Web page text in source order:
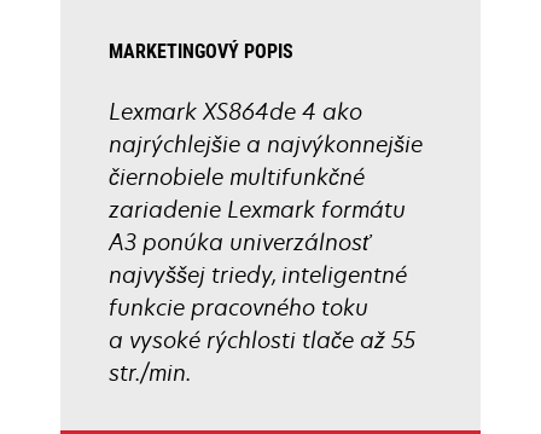
MARKETINGOVÝ POPIS
Lexmark XS864de 4 ako
najrýchlejšie a najvýkonnejšie
čiernobiele multifunkčné
zariadenie Lexmark formátu
A3 ponúka univerzálnosť
najvyššej triedy, inteligentné
funkcie pracovného toku
a vysoké rýchlosti tlače až 55
str./min.